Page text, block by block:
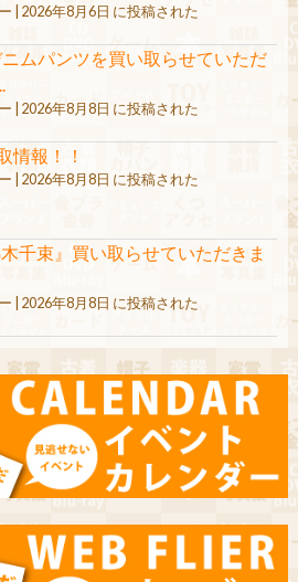
2026年8月6日 に投稿された
ニムパンツを買い取らせていただ
2026年8月8日 に投稿された
情報！！
2026年8月8日 に投稿された
千束』買い取らせていただきま
2026年8月8日 に投稿された